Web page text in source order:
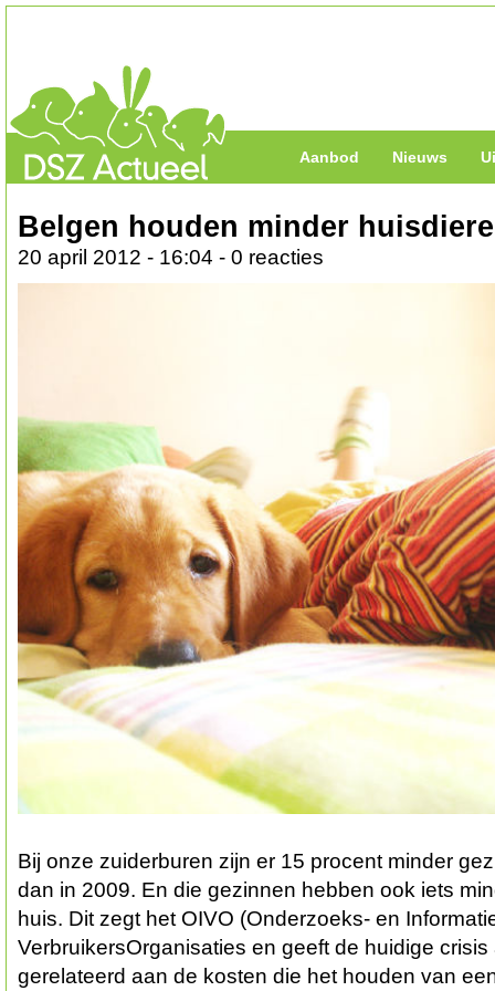
Aanbod Nieuws
Belgen houden minder
20 april 2012 - 16:04 - 0 reacties
Bij onze zuiderburen zijn er 15 procent minder
dan in 2009. En die gezinnen hebben ook iets
huis. Dit zegt het OIVO (Onderzoeks- en
VerbruikersOrganisaties en geeft de huidige
gerelateerd aan de kosten die het houden van